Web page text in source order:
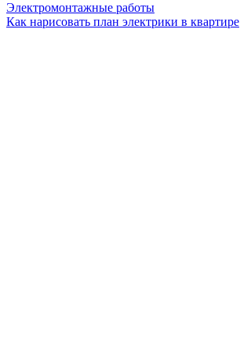
Электромонтажные работы
Как нарисовать план электрики в квартире